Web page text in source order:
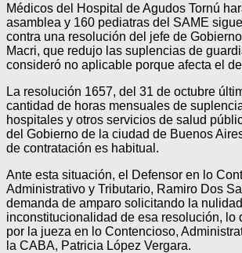
Médicos del Hospital de Agudos Tornú
asamblea y 160 pediatras del SAME
contra una resolución del jefe de
Macri, que redujo las suplencias de
consideró no aplicable porque afecta el
La resolución 1657, del 31 de octubre
cantidad de horas mensuales de
hospitales y otros servicios de salud
del Gobierno de la ciudad de Buenos
de contratación es habitual.
Ante esta situación, el Defensor en lo
Administrativo y Tributario, Ramiro Dos
demanda de amparo solicitando la
inconstitucionalidad de esa resolución, lo
por la jueza en lo Contencioso,
la CABA, Patricia López Vergara.